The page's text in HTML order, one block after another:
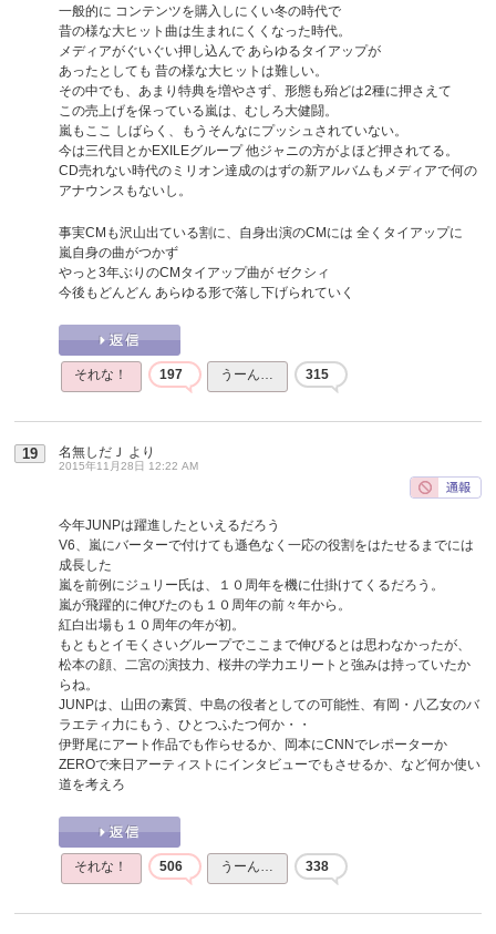
一般的に コンテンツを購入しにくい冬の時代で
昔の様な大ヒット曲は生まれにくくなった時代。
メディアがぐいぐい押し込んで あらゆるタイアップが
あったとしても 昔の様な大ヒットは難しい。
その中でも、あまり特典を増やさず、形態も殆どは2種に押さえて
この売上げを保っている嵐は、むしろ大健闘。
嵐もここ しばらく、もうそんなにプッシュされていない。
今は三代目とかEXILEグループ 他ジャニの方がよほど押されてる。
CD売れない時代のミリオン達成のはずの新アルバムもメディアで何の
アナウンスもないし。
事実CMも沢山出ている割に、自身出演のCMには 全くタイアップに
嵐自身の曲がつかず
やっと3年ぶりのCMタイアップ曲が ゼクシィ
今後もどんどん あらゆる形で落し下げられていく
それな！ 197 うーん… 315
19 名無しだＪ より
2015年11月28日 12:22 AM
今年JUNPは躍進したといえるだろう
V6、嵐にバーターで付けても遜色なく一応の役割をはたせるまでには
成長した
嵐を前例にジュリー氏は、１０周年を機に仕掛けてくるだろう。
嵐が飛躍的に伸びたのも１０周年の前々年から。
紅白出場も１０周年の年が初。
もともとイモくさいグループでここまで伸びるとは思わなかったが、
松本の顔、二宮の演技力、桜井の学力エリートと強みは持っていたか
らね。
JUNPは、山田の素質、中島の役者としての可能性、有岡・八乙女のバ
ラエティ力にもう、ひとつふたつ何か・・
伊野尾にアート作品でも作らせるか、岡本にCNNでレポーターか
ZEROで来日アーティストにインタビューでもさせるか、など何か使い
道を考えろ
それな！ 506 うーん… 338